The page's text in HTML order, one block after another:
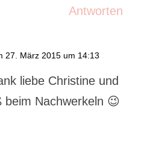
Antworten
27. März 2015 um 14:13
liebe Christine und
beim Nachwerkeln 😉